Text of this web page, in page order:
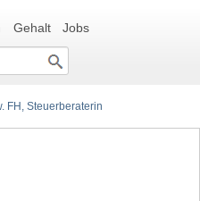
Gehalt Jobs
FH, Steuerberaterin